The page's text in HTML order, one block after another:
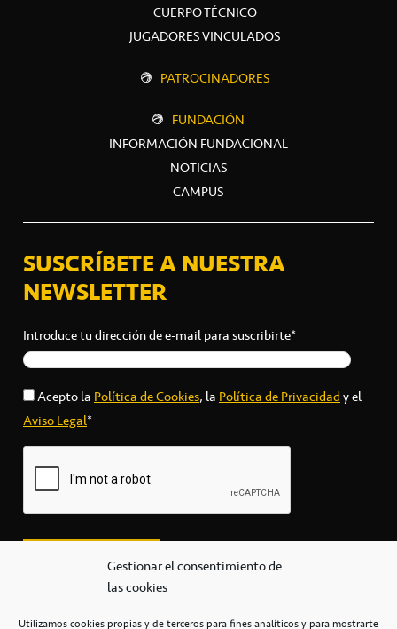
Gestionar el consentimiento de
las cookies
Utilizamos cookies propias y de terceros para fines analíticos y para mostrarte
CUERPO TÉCNICO
JUGADORES VINCULADOS
PATROCINADORES
FUNDACIÓN
INFORMACIÓN FUNDACIONAL
NOTICIAS
CAMPUS
SUSCRÍBETE A NUESTRA
NEWSLETTER
Introduce tu dirección de e-mail para suscribirte*
Acepto laPolítica de Cookies, laPolítica de Privacidady el
Aviso Legal*